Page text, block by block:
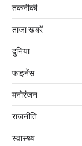
तकनीकी
ताजा खबरें
दुनिया
फाइनेंस
मनोरंजन
राजनीति
स्वास्थ्य